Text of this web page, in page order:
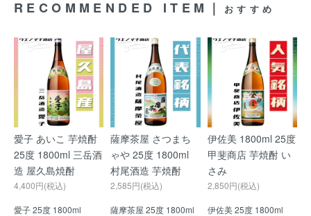
RECOMMENDED ITEM｜ おすすめ
愛子 あいこ 芋焼酎
25度 1800ml 三岳酒
造 屋久島焼酎
4,400円(税込)
愛子 25度 1800ml
薩摩茶屋 さつまち
ゃや 25度 1800ml
村尾酒造 芋焼酎
2,585円(税込)
薩摩茶屋 25度 1800ml
伊佐美 1800ml 25度
甲斐商店 芋焼酎 い
さみ
2,850円(税込)
伊佐美 25度 1800ml